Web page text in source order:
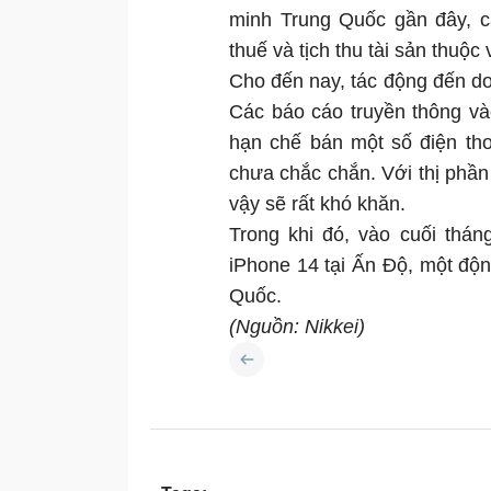
minh Trung Quốc gần đây,
thuế và tịch thu tài sản thuộc
Cho đến nay, tác động đến
Các báo cáo truyền thông
hạn chế bán một số điện
chưa chắc chắn. Với thị
vậy sẽ rất khó khăn.
Trong khi đó, vào cuối
iPhone 14 tại Ấn Độ, một
Quốc.
(Nguồn: Nikkei)